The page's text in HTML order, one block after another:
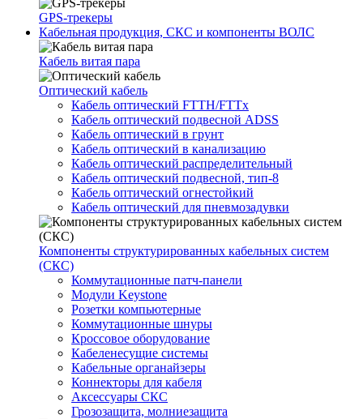
GPS-трекеры
Кабельная продукция, СКС и компоненты ВОЛС
Кабель витая пара
Оптический кабель
Кабель оптический FTTH/FTTx
Кабель оптический подвесной ADSS
Кабель оптический в грунт
Кабель оптический в канализацию
Кабель оптический распределительный
Кабель оптический подвесной, тип-8
Кабель оптический огнестойкий
Кабель оптический для пневмозадувки
Компоненты структурированных кабельных систем
(СКС)
Коммутационные патч-панели
Модули Keystone
Розетки компьютерные
Коммутационные шнуры
Кроссовое оборудование
Кабеленесущие системы
Кабельные органайзеры
Коннекторы для кабеля
Аксессуары СКС
Грозозащита, молниезащита